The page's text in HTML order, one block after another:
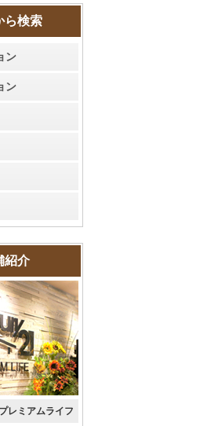
ら検索
ン
ン
紹介
レミアムライフ